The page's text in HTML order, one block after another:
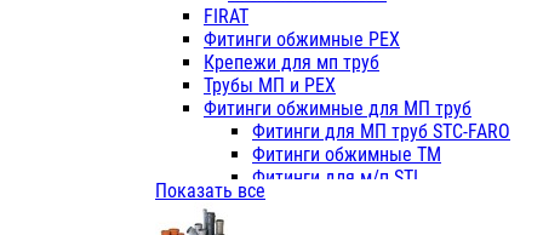
Фитинги ПП белые
Фитинги ПП белые
Фитинги ППс металл.белые
VALFEX
Трубы PE-RT
Трубы ПП водопровод белые
Трубы ПП водопровод серые
Трубы армированные
Трубы армированные
FIRAT
Фитинги обжимные PEX
Крепежи для мп труб
Трубы МП и PEX
Фитинги обжимные для МП труб
Фитинги для МП труб STC-FARO
Фитинги обжимные ТМ
Фитинги для м/п STI
Фитинги для МП труб TITAN
Показать все